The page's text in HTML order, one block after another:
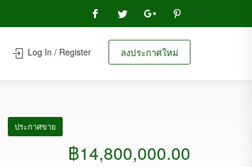
Log In / Register ลงประกาศใหม่
ประกาศขาย
฿14,800,000.00